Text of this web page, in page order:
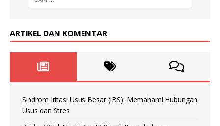
ARTIKEL DAN KOMENTAR
Sindrom Iritasi Usus Besar (IBS): Memahami Hubungan
Usus dan Stres